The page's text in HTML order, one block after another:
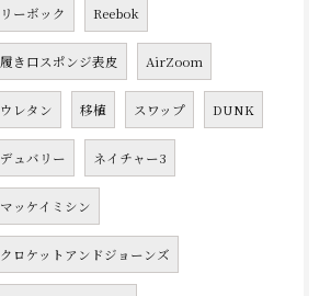
リーボック Reebok
履き口スポンジ表皮 AirZoom
ウレタン 移植 スワップ DUNK
デュバリー ネイチャー3
マッケイミシン
クロケットアンドジョーンズ